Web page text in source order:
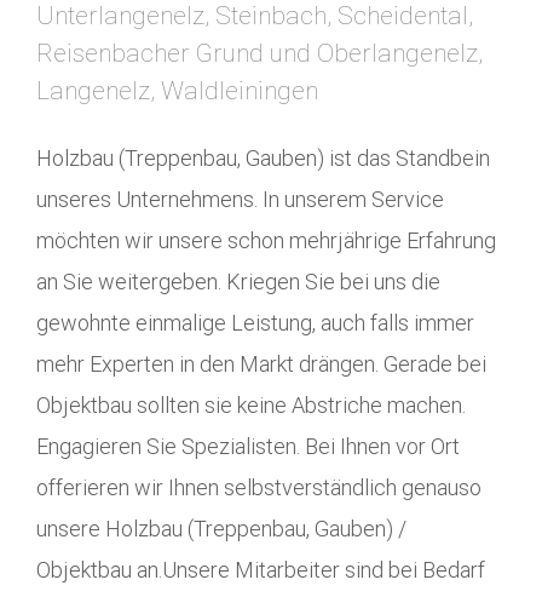
Unterlangenelz, Steinbach, Scheidental,
Reisenbacher Grund und Oberlangenelz,
Langenelz, Waldleiningen
Holzbau (Treppenbau, Gauben) ist das Standbein
unseres Unternehmens. In unserem Service
möchten wir unsere schon mehrjährige Erfahrung
an Sie weitergeben. Kriegen Sie bei uns die
gewohnte einmalige Leistung, auch falls immer
mehr Experten in den Markt drängen. Gerade bei
Objektbau sollten sie keine Abstriche machen.
Engagieren Sie Spezialisten. Bei Ihnen vor Ort
offerieren wir Ihnen selbstverständlich genauso
unsere Holzbau (Treppenbau, Gauben) /
Objektbau an.Unsere Mitarbeiter sind bei Bedarf